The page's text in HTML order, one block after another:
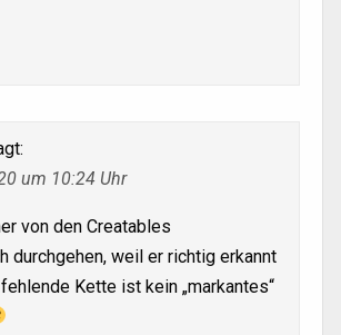
um 10:24 Uhr
von den Creatables
durchgehen, weil er richtig erkannt
Kette ist kein „markantes“